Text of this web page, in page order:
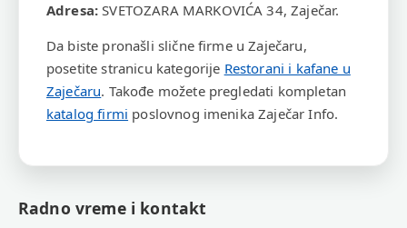
Adresa: SVETOZARA MARKOVIĆA 34, Zaječar.
Da biste pronašli slične firme u Zaječaru,
posetite stranicu kategorije Restorani i kafane u
Zaječaru. Takođe možete pregledati kompletan
katalog firmi poslovnog imenika Zaječar Info.
Radno vreme i kontakt